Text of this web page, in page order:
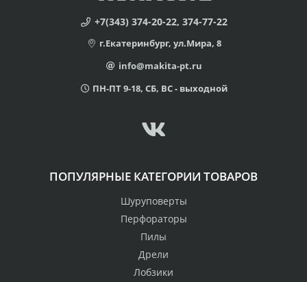
+7(343) 374-20-22, 374-77-22
г.Екатеринбург, ул.Мира, 8
info@makita-pt.ru
ПН-ПТ 9-18, СБ, ВС - выходной
ПОПУЛЯРНЫЕ КАТЕГОРИИ ТОВАРОВ
Шуруповерты
Перфораторы
Пилы
Дрели
Лобзики